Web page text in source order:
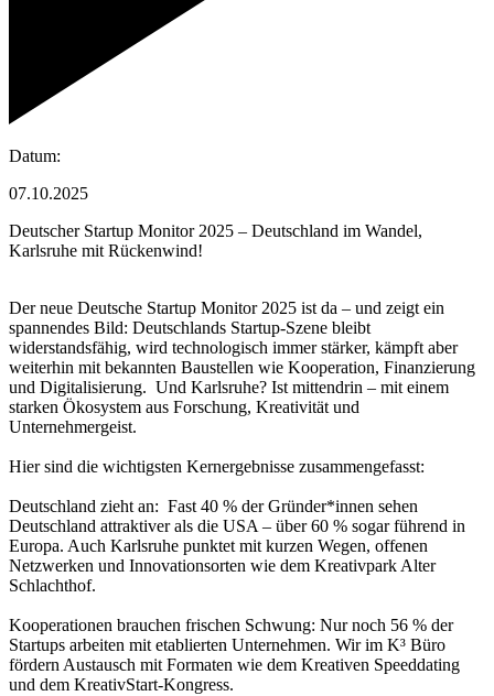
Datum:
07.10.2025
Deutscher Startup Monitor 2025 – Deutschland im Wandel,
Karlsruhe mit Rückenwind!
Der neue Deutsche Startup Monitor 2025 ist da – und zeigt ein
spannendes Bild: Deutschlands Startup-Szene bleibt
widerstandsfähig, wird technologisch immer stärker, kämpft aber
weiterhin mit bekannten Baustellen wie Kooperation, Finanzierung
und Digitalisierung. Und Karlsruhe? Ist mittendrin – mit einem
starken Ökosystem aus Forschung, Kreativität und
Unternehmergeist.
Hier sind die wichtigsten Kernergebnisse zusammengefasst:
Deutschland zieht an: Fast 40 % der Gründer*innen sehen
Deutschland attraktiver als die USA – über 60 % sogar führend in
Europa. Auch Karlsruhe punktet mit kurzen Wegen, offenen
Netzwerken und Innovationsorten wie dem Kreativpark Alter
Schlachthof.
Kooperationen brauchen frischen Schwung: Nur noch 56 % der
Startups arbeiten mit etablierten Unternehmen. Wir im K³ Büro
fördern Austausch mit Formaten wie dem Kreativen Speeddating
und dem KreativStart-Kongress.